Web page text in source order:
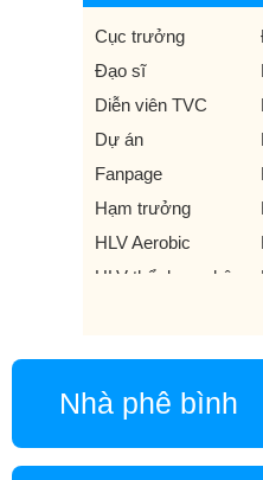
Cục trưởng
Đạo sĩ
Diễn viên TVC
Dự án
Fanpage
Hạm trưởng
HLV Aerobic
HLV thể dục nghệ
Họa sĩ tranh 3D
Ký giá
Nhà phê bình